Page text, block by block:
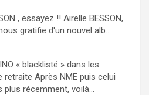
, essayez !! Airelle BESSON,
gratifie d'un nouvel alb...
« blacklisté » dans les
retraite Après NME puis celui
plus récemment, voilà...